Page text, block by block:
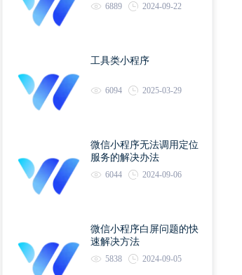
6889 2024-09-22
工具类小程序
6094 2025-03-29
微信小程序无法调用定位
服务的解决办法
6044 2024-09-06
微信小程序白屏问题的快
速解决方法
5838 2024-09-05